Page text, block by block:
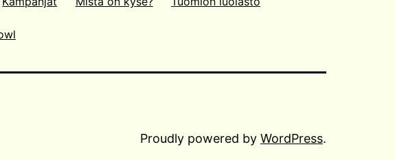
Proudly powered by WordPress.